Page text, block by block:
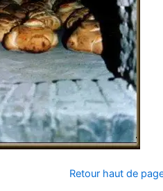
Retour haut de